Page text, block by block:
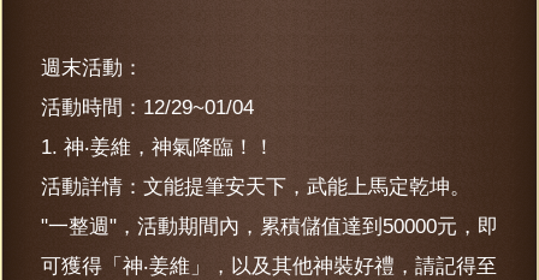
週末活動：
活動時間：12/29~01/04
1. 神‧姜維，神氣降臨！！
活動詳情：文能提筆安天下，武能上馬定乾坤。
"一整週"，活動期間內，累積儲值達到50000元，即
可獲得「神‧姜維」，以及其他神裝好禮，請記得至